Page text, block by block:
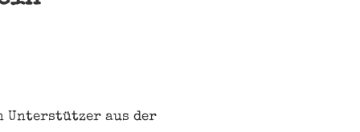
Unterstützer aus der